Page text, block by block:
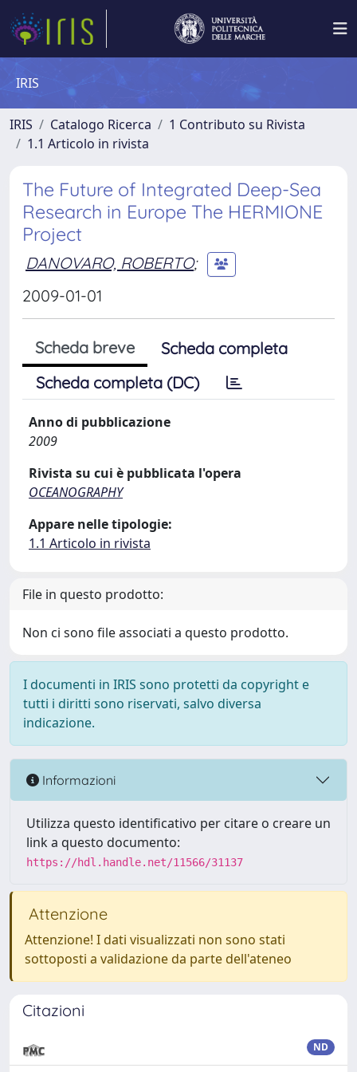
IRIS
IRIS Catalogo Ricerca
1 Contributo su Rivista
1.1 Articolo in rivista
The Future of Integrated Deep-Sea
Research in Europe The HERMIONE
Project
DANOVARO, ROBERTO;
2009-01-01
Scheda breve
Scheda completa
Scheda completa (DC)
Anno di pubblicazione
2009
Rivista su cui è pubblicata l'opera
OCEANOGRAPHY
Appare nelle tipologie:
1.1 Articolo in rivista
File in questo prodotto:
Non ci sono file associati a questo prodotto.
I documenti in IRIS sono protetti da copyright e
tutti i diritti sono riservati, salvo diversa
indicazione.
Informazioni
Utilizza questo identificativo per citare o creare un
link a questo documento:
https://hdl.handle.net/11566/31137
Attenzione
Attenzione! I dati visualizzati non sono stati
sottoposti a validazione da parte dell'ateneo
Citazioni
ND